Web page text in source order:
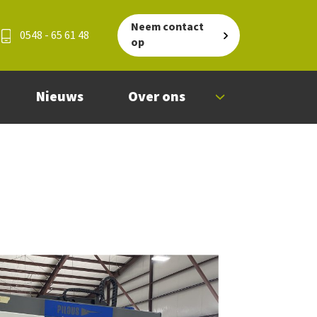
0548 - 65 61 48
Neem contact
op
Nieuws Over ons